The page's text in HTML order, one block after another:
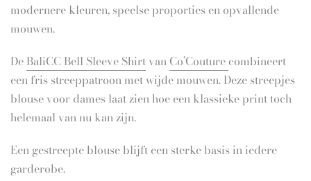
modernere kleuren, speelse proporties en opvallende
mouwen.
De BaliCC Bell Sleeve Shirt van Co’Couture combineert
een fris streeppatroon met wijde mouwen. Deze streepjes
blouse voor dames laat zien hoe een klassieke print toch
helemaal van nu kan zijn.
Een gestreepte blouse blijft een sterke basis in iedere
garderobe.